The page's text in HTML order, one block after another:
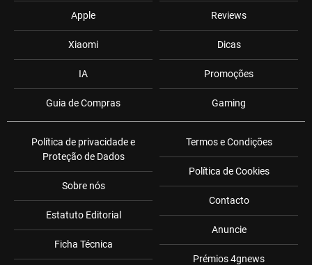
Apple
Xiaomi
IA
Guia de Compras
Reviews
Dicas
Promoções
Gaming
Política de privacidade e
Proteção de Dados
Sobre nós
Estatuto Editorial
Ficha Técnica
Termos e Condições
Política de Cookies
Contacto
Anuncie
Prémios 4gnews